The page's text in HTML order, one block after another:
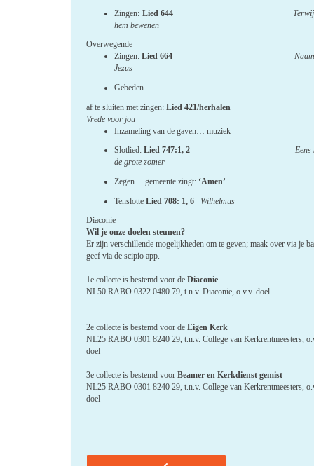
Zingen: Lied 644
hem bewenen
Overwegende
Zingen:Lied 664
Jezus
Gebeden
af te sluiten met zingen:Lied 421/
Vrede voor jou
Inzameling van de gaven… muziek
Slotlied:Lied 747:1, 2Eens
de grote zomer
Zegen… gemeente zingt: ‘Amen’
TenslotteLied 708: 1, 6 Wilhelmus
Diaconie
Wil je onze doelen steunen?
Er zijn verschillende mogelijkheden om te geven; maak over via je
geef via de scipio app.
1e collecte is bestemd voor deDiaconie
NL50 RABO 0322 0480 79, t.n.v. Diaconie, o.v.v. doel
2e collecte is bestemd voor deEigen Kerk
NL25 RABO 0301 8240 29, t.n.v. College van Kerkrentmeesters,
doel
3e collecte is bestemd voorBeamer en Kerkdienst gemist
NL25 RABO 0301 8240 29, t.n.v. College van Kerkrentmeesters,
doel